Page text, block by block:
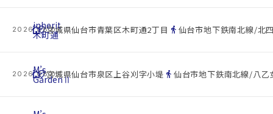
2026.08.07
cottage
inherit
木町通
location_on宮城県仙台市青葉区木町通2丁目 directions_walk 仙台市地下鉄南北線/北
2026.08.07
cottage
M’s
GardenⅡ
location_on宮城県仙台市泉区上谷刈字小堤 directions_walk 仙台市地下鉄南北線/八乙